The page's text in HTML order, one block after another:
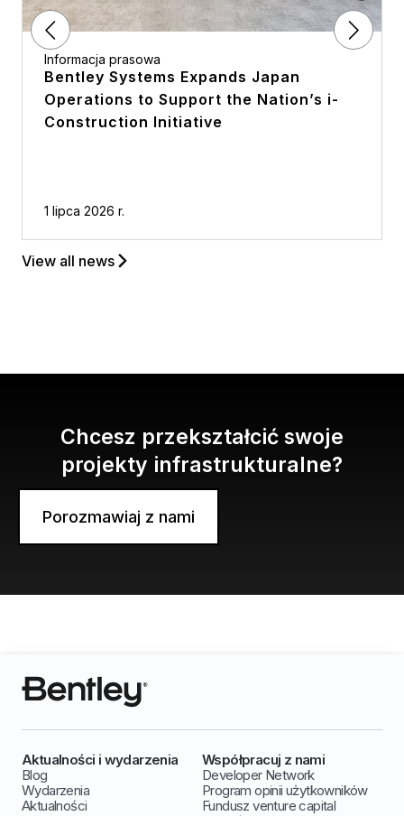
Informacja prasowa
Bentley Systems Expands Japan
Operations to Support the Nation’s i-
Construction Initiative
1 lipca 2026 r.
View all news
Chcesz przekształcić swoje
projekty infrastrukturalne?
Porozmawiaj z nami
Aktualności i wydarzenia
Blog
Wydarzenia
Aktualności
Współpracuj z nami
Developer Network
Program opinii użytkowników
Fundusz venture capital